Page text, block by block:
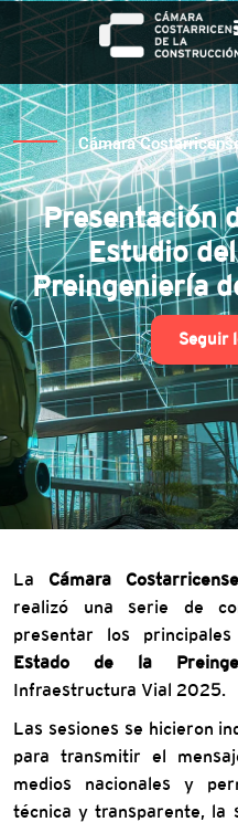
Cámara
Presentación
Estudio
Preingeniería
Seguir
La Cámara
realizó una serie de
presentar los
Estado de la
Infraestructura Vial 2025.
Las sesiones se hicieron
para transmitir el
medios nacionales y
técnica y transparente, la